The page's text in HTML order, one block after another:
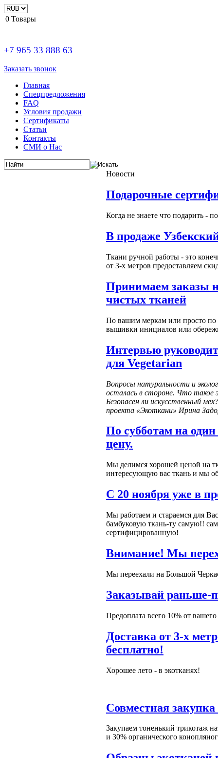
0 Товары
+7 965 33 888 63
Заказать звонок
Главная
Спецпредложения
FAQ
Условия продажи
Сертификаты
Статьи
Контакты
СМИ о Нас
Новости
Подарочные
Когда не знаете что подарить -
В продаже
Ткани ручной работы - это
от 3-х метров предоставляем
Принимаем заказы
чистых тканей
По вашим меркам или просто по
вышивки инициалов или
Интервью
для Vegetarian
Вопросы натуральности и
осталась в стороне. Что такое
Безопасен ли искусственный
проекта «Экоткани» Ирина
По субботам на
цену.
Мы делимся хорошей ценой на
интересующую вас ткань и мы
С 20 ноября уже в
Мы работаем и стараемся для
бамбуковую ткань-ту самую!!
сертифицированную!
Внимание! Мы
Мы переехали на Большой
Заказывай раньше-
Предоплата всего 10% от
Доставка от 3-х
бесплатно!
Хорошее лето - в экотканях!
Совместная
Закупаем тоненький трикотаж
и 30% органического